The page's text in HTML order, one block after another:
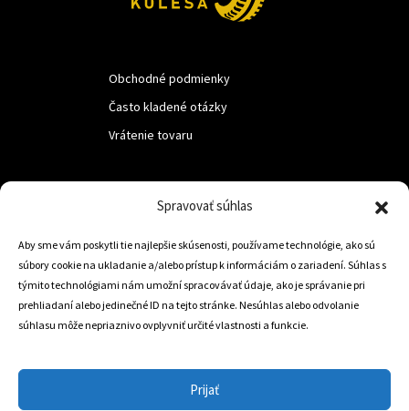
Spravovať súhlas
Aby sme vám poskytli tie najlepšie skúsenosti, používame technológie, ako sú
súbory cookie na ukladanie a/alebo prístup k informáciám o zariadení. Súhlas s
týmito technológiami nám umožní spracovávať údaje, ako je správanie pri
prehliadaní alebo jedinečné ID na tejto stránke. Nesúhlas alebo odvolanie
súhlasu môže nepriaznivo ovplyvniť určité vlastnosti a funkcie.
Prijať
Obchodné podmienky
Často kladené otázky
Vrátenie tovaru
Trstená 02801
+421 905 806 234